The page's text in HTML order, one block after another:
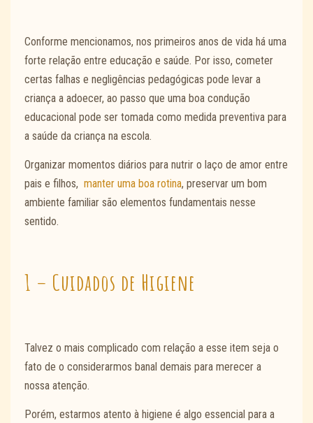
Conforme mencionamos, nos primeiros anos de vida há uma
forte relação entre educação e saúde. Por isso, cometer
certas falhas e negligências pedagógicas pode levar a
criança a adoecer, ao passo que uma boa condução
educacional pode ser tomada como medida preventiva para
a saúde da criança na escola.
Organizar momentos diários para nutrir o laço de amor entre
pais e filhos, manter uma boa rotina, preservar um bom
ambiente familiar são elementos fundamentais nesse
sentido.
1 – Cuidados de Higiene
Talvez o mais complicado com relação a esse item seja o
fato de o considerarmos banal demais para merecer a
nossa atenção.
Porém, estarmos atento à higiene é algo essencial para a